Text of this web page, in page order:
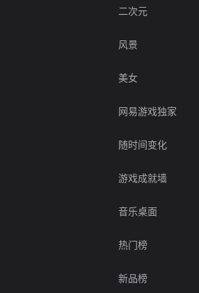
二次元
风景
美女
网易游戏独家
随时间变化
游戏成就墙
音乐桌面
热门榜
新品榜